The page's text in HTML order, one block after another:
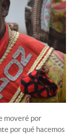
moveré por
por qué hacemos